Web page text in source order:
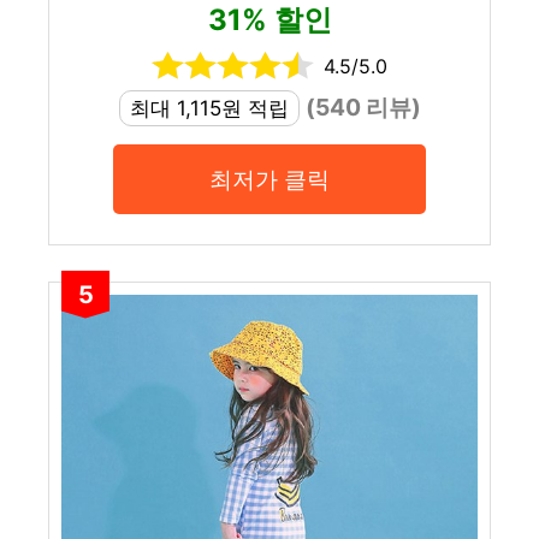
31% 할인
4.5/5.0
최대 1,115원 적립
(540 리뷰)
최저가 클릭
5